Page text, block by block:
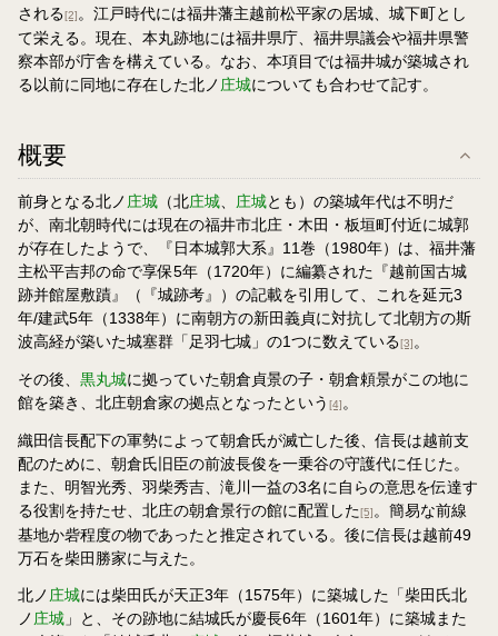
される[2] 。江戸時代には福井藩主越前松平家の居城、城下町とし
て栄える。現在、本丸跡地には福井県庁、福井県議会や福井県警
察本部が庁舎を構えている。なお、本項目では福井城が築城され
る以前に同地に存在した北ノ 庄城についても合わせて記す。
概要
前身となる北ノ 庄城 （北庄城 庄城とも）の築城年代は不明だ
が、南北朝時代には現在の福井市北庄・木田・板垣町付近に城郭
が存在したようで、『日本城郭大系』11巻（1980年）は、福井藩
主松平吉邦の命で享保5年（1720年）に編纂された『越前国古城
跡并館屋敷蹟』（『城跡考』）の記載を引用して、これを延元3
年/建武5年（1338年）に南朝方の新田義貞に対抗して北朝方の斯
波高経が築いた城塞群「足羽七城」の1つに数えている[3] 。
その後、 黒丸城に拠っていた朝倉貞景の子・朝倉頼景がこの地に
館を築き、北庄朝倉家の拠点となったという [4] 。
織田信長配下の軍勢によって朝倉氏が滅亡した後、信長は越前支
配のために、朝倉氏旧臣の前波長俊を一乗谷の守護代に任じた。
また、明智光秀、羽柴秀吉、滝川一益の3名に自らの意思を伝達す
る役割を持たせ、北庄の朝倉景行の館に配置した[5] 。簡易な前線
基地か砦程度の物であったと推定されている。後に信長は越前49
万石を柴田勝家に与えた。
北ノ 庄城には柴田氏が天正3年（1575年）に築城した「柴田氏北
ノ 庄城 」と、その跡地に結城氏が慶長6年（1601年）に築城また